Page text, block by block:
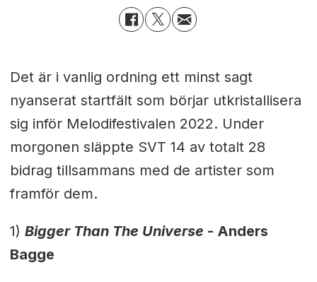
Det är i vanlig ordning ett minst sagt
nyanserat startfält som börjar utkristallisera
sig inför Melodifestivalen 2022. Under
morgonen släppte SVT 14 av totalt 28
bidrag tillsammans med de artister som
framför dem.
1) Bigger Than The Universe - Anders
Bagge